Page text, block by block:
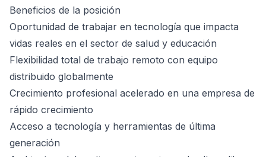
Beneficios de la posición
Oportunidad de trabajar en tecnología que impacta
vidas reales en el sector de salud y educación
Flexibilidad total de trabajo remoto con equipo
distribuido globalmente
Crecimiento profesional acelerado en una empresa de
rápido crecimiento
Acceso a tecnología y herramientas de última
generación